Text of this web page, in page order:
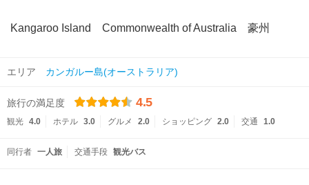
Kangaroo Island Commonwealth of Australia 豪州
エリア カンガルー島(オーストラリア)
旅行の満足度 4.5
観光 4.0 ホテル 3.0 グルメ 2.0 ショッピング 2.0 交通 1.0
同行者 一人旅 交通手段 観光バス